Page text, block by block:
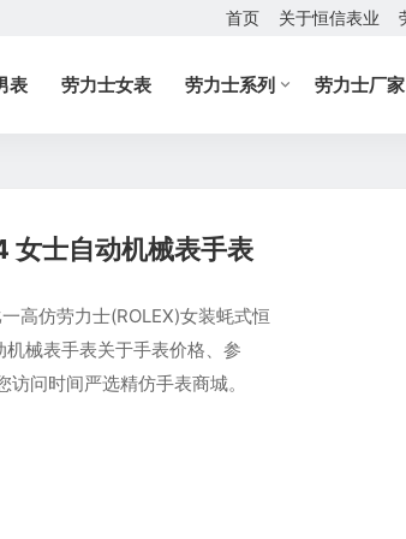
首页 关于恒信表业
表 劳力士女表 劳力士系列 劳力士厂家
女士自动机械表手表
高仿劳力士(ROLEX)女装蚝式恒
械表手表关于手表价格、参
问时间严选精仿手表商城。